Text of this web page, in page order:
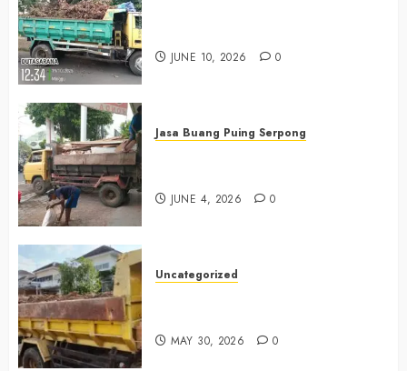
JUNE 10, 2026 0
Jasa Buang Puing Serpong
JUNE 4, 2026 0
Uncategorized
MAY 30, 2026 0